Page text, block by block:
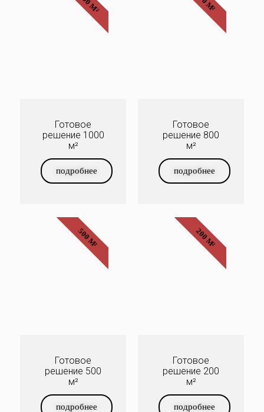
Готовое
решение 1000
м²
подробнее
Готовое
решение 800
м²
подробнее
Готовое
решение 500
м²
подробнее
500 М²
Готовое
решение 200
м²
подробнее
200 М²